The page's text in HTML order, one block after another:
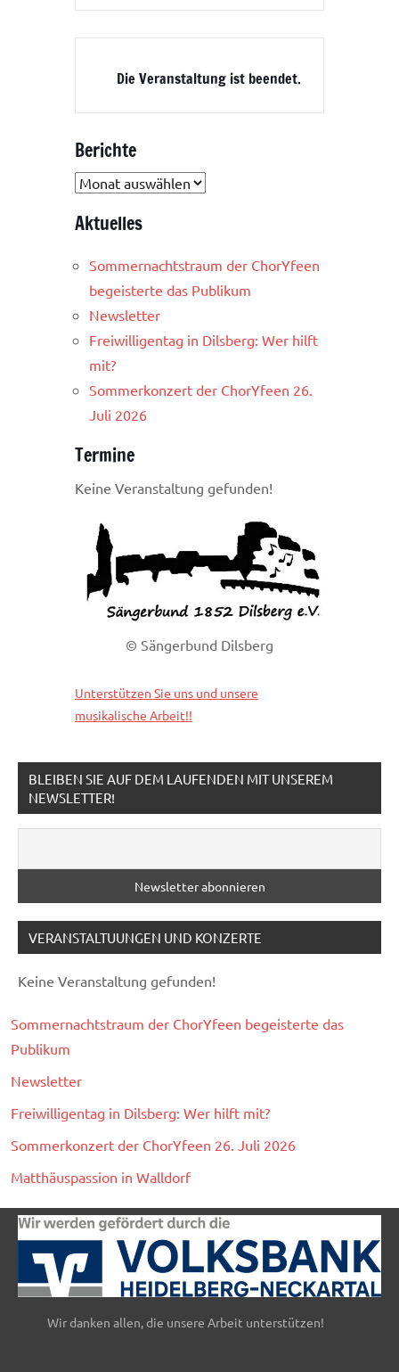
Die Veranstaltung ist beendet.
Berichte
Berichte
Aktuelles
Sommernachtstraum der ChorYfeen
begeisterte das Publikum
Newsletter
Freiwilligentag in Dilsberg: Wer hilft
mit?
Sommerkonzert der ChorYfeen 26.
Juli 2026
Termine
Keine Veranstaltung gefunden!
© Sängerbund Dilsberg
Unterstützen Sie uns und unsere
musikalische Arbeit!!
BLEIBEN SIE AUF DEM LAUFENDEN MIT UNSEREM
NEWSLETTER!
VERANSTALTUUNGEN UND KONZERTE
Keine Veranstaltung gefunden!
Sommernachtstraum der ChorYfeen begeisterte das
Publikum
Newsletter
Freiwilligentag in Dilsberg: Wer hilft mit?
Sommerkonzert der ChorYfeen 26. Juli 2026
Matthäuspassion in Walldorf
Wir danken allen, die unsere Arbeit unterstützen!